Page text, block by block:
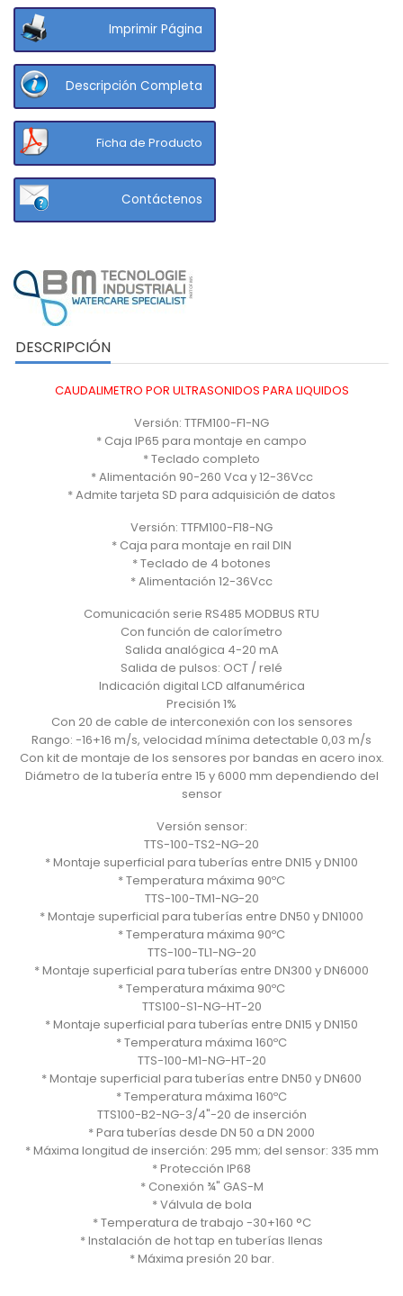
Imprimir Página
Descripción Completa
Ficha de Producto
Contáctenos
DESCRIPCIÓN
CAUDALIMETRO POR ULTRASONIDOS PARA LIQUIDOS
Versión: TTFM100-F1-NG
* Caja IP65 para montaje en campo
* Teclado completo
* Alimentación 90-260 Vca y 12-36Vcc
* Admite tarjeta SD para adquisición de datos
Versión: TTFM100-F18-NG
* Caja para montaje en rail DIN
* Teclado de 4 botones
* Alimentación 12-36Vcc
Comunicación serie RS485 MODBUS RTU
Con función de calorímetro
Salida analógica 4-20 mA
Salida de pulsos: OCT / relé
Indicación digital LCD alfanumérica
Precisión 1%
Con 20 de cable de interconexión con los sensores
Rango: -16+16 m/s, velocidad mínima detectable 0,03 m/s
Con kit de montaje de los sensores por bandas en acero inox.
Diámetro de la tubería entre 15 y 6000 mm dependiendo del
sensor
Versión sensor:
TTS-100-TS2-NG-20
* Montaje superficial para tuberías entre DN15 y DN100
* Temperatura máxima 90ºC
TTS-100-TM1-NG-20
* Montaje superficial para tuberías entre DN50 y DN1000
* Temperatura máxima 90ºC
TTS-100-TL1-NG-20
* Montaje superficial para tuberías entre DN300 y DN6000
* Temperatura máxima 90ºC
TTS100-S1-NG-HT-20
* Montaje superficial para tuberías entre DN15 y DN150
* Temperatura máxima 160ºC
TTS-100-M1-NG-HT-20
* Montaje superficial para tuberías entre DN50 y DN600
* Temperatura máxima 160ºC
TTS100-B2-NG-3/4"-20 de inserción
* Para tuberías desde DN 50 a DN 2000
* Máxima longitud de inserción: 295 mm; del sensor: 335 mm
* Protección IP68
* Conexión ¾" GAS-M
* Válvula de bola
* Temperatura de trabajo -30+160 °C
* Instalación de hot tap en tuberías llenas
* Máxima presión 20 bar.